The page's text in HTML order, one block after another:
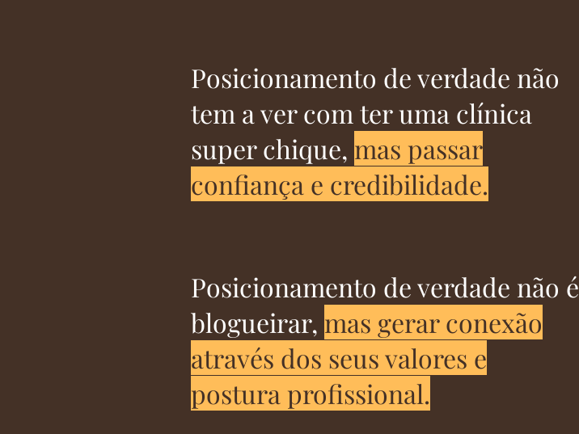
Posicionamento de verdade não
tem a ver com ter uma clínica
super chique, mas passar
confiança e credibilidade.
Posicionamento de verdade não é
blogueirar, mas gerar conexão
através dos seus valores e
postura profissional.